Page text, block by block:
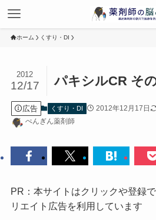
ホーム くすり・DI
パキシルCR そ
2012
12/17
広告 くすり・DI 2012年12月17日
ぺんぎん薬剤師
PR：本サイトはクリックや登録
リエイト広告を利用しています